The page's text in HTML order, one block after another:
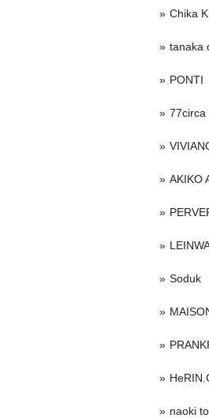
Chika
tanaka
PONTI
77circa
AKIKO
Soduk
naoki